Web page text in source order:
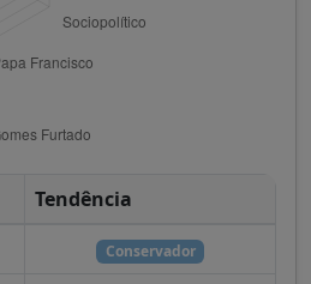
Tendência
Conservador